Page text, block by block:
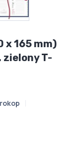
x 165 mm)
zielony T-